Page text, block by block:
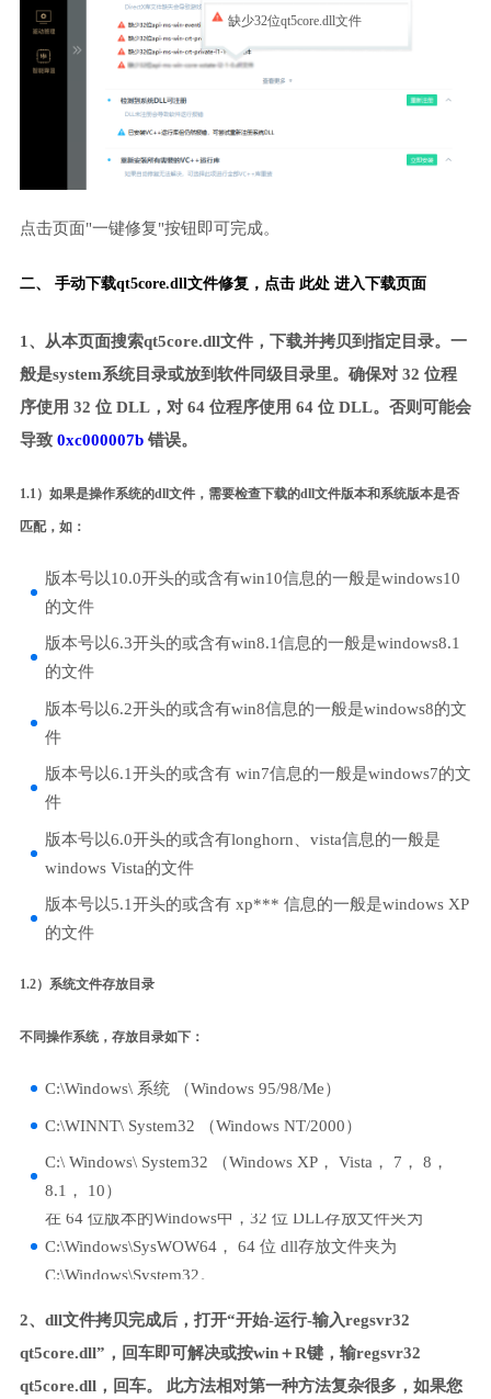
缺少32位qt5core.dll文件
点击页面"一键修复"按钮即可完成。
二、 手动下载qt5core.dll文件修复， 点击 此处 进入下载页面
1、从本页面搜索qt5core.dll文件，下载并拷贝到指定目录。一
般是system系统目录或放到软件同级目录里。确保对 32 位程
序使用 32 位 DLL，对 64 位程序使用 64 位 DLL。否则可能会
导致 0xc000007b错误。
1.1）如果是操作系统的dll文件，需要检查下载的dll文件版本和系统版本是否
匹配，如：
版本号以10.0开头的或含有win10信息的一般是windows10
的文件
版本号以6.3开头的或含有win8.1信息的一般是windows8.1
的文件
版本号以6.2开头的或含有win8信息的一般是windows8的文
件
版本号以6.1开头的或含有 win7信息的一般是windows7的文
件
版本号以6.0开头的或含有longhorn、vista信息的一般是
windows Vista的文件
版本号以5.1开头的或含有 xp*** 信息的一般是windows XP
的文件
1.2）系统文件存放目录
不同操作系统，存放目录如下：
C:\Windows\ 系统 （Windows 95/98/Me）
C:\WINNT\ System32 （Windows NT/2000）
C:\ Windows\ System32 （Windows XP， Vista， 7， 8，
8.1， 10）
在 64 位版本的Windows中，32 位 DLL存放文件夹为
C:\Windows\SysWOW64， 64 位 dll存放文件夹为
C:\Windows\System32。
2、dll文件拷贝完成后，打开“开始-运行-输入regsvr32
qt5core.dll”，回车即可解决或按win＋R键，输regsvr32
qt5core.dll，回车。 此方法相对第一种方法复杂很多，如果您